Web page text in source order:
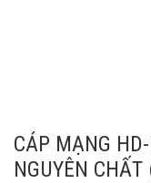
CÁP MẠNG
NGUYÊN